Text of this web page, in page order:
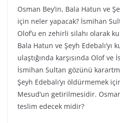
Osman Bey’in, Bala Hatun ve
için neler yapacak? İsmihan
Olof’u en zehirli silahı olarak
Bala Hatun ve Şeyh
ulaştığında karşısında Olof ve
İsmihan Sultan gözünü
Şeyh Edebalı’yı öldürmemek
Mesud’un getirilmesidir.
teslim edecek midir?